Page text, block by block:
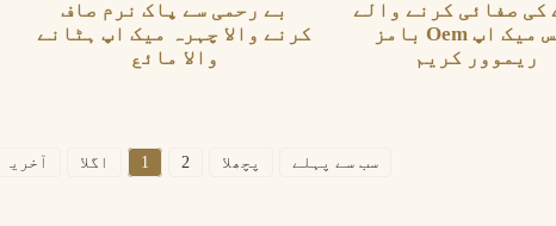
بے رحمی سے پاک نرم صاف
کرنے والا چہرہ میک اپ ہٹانے
والا مائع
کی صفائی کرنے والے
بامز Oem فیس میک اپ
ریموور کریم
سب سے پہلے پچھلا 1 2 اگلا آخری